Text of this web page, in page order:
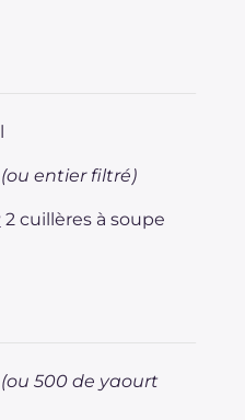
(ou entier filtré)
2 cuillères à soupe
(ou 500 de yaourt